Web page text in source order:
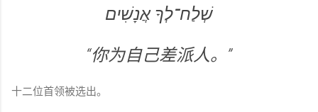
שְׁלַח־לְךָ אֲנָשִׁים
“你为自己差派人。”
十二位首领被选出。